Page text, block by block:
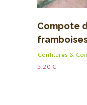
Compote
citronnée
Confitures &
5,20€